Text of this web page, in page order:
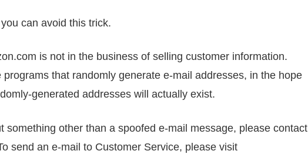
can avoid this trick.
is not in the business of selling customer information.
that randomly generate e-mail addresses, in the hope
generated addresses will actually exist.
something other than a spoofed e-mail message, please contact
send an e-mail to Customer Service, please visit